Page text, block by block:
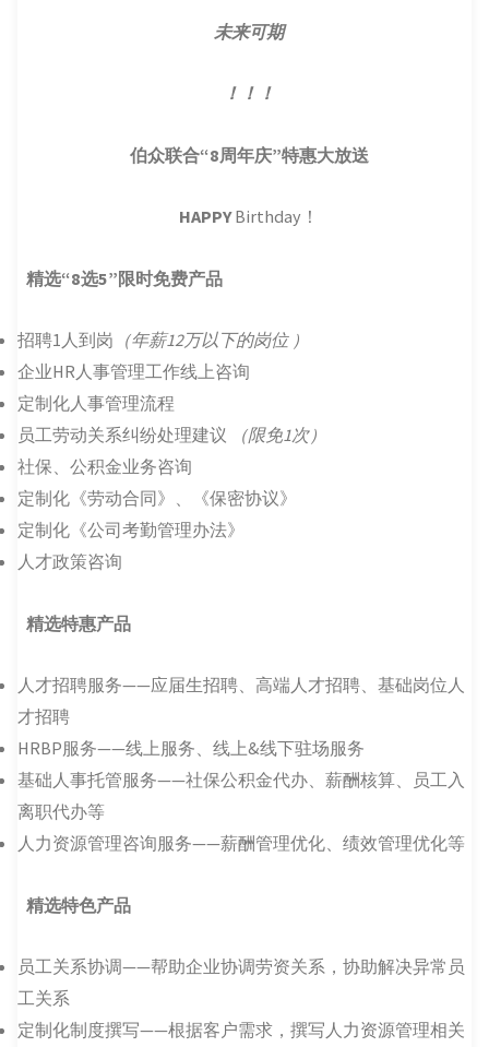
未来可期
！！！
伯众联合“8周年庆”特惠大放送
HAPPYBirthday！
精选“8选5”限时免费产品
招聘1人到岗 （年薪12万以下的岗位 ）
企业HR人事管理工作线上咨询
定制化人事管理流程
员工劳动关系纠纷处理建议
（限免1次）
社保、公积金业务咨询
定制化《劳动合同》、《保密协议》
定制化《公司考勤管理办法》
人才政策咨询
精选特惠产品
人才招聘服务——应届生招聘、高端人才招聘、基础岗位人
才招聘
HRBP服务——线上服务、线上&线下驻场服务
基础人事托管服务——社保公积金代办、薪酬核算、员工入
离职代办等
人力资源管理咨询服务——薪酬管理优化、绩效管理优化等
精选特色产品
员工关系协调——帮助企业协调劳资关系，协助解决异常员
工关系
定制化制度撰写——根据客户需求，撰写人力资源管理相关